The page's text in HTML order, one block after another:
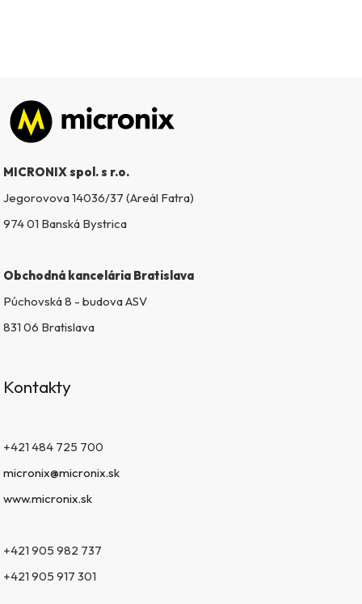
Zápätie
MICRONIX spol. s r.o.
Jegorovova 14036/37 (Areál Fatra)
974 01 Banská Bystrica
Obchodná kancelária Bratislava
Púchovská 8 - budova ASV
831 06 Bratislava
Kontakty
+421 484 725 700
micronix@micronix.sk
www.micronix.sk
+421 905 982 737
+421 905 917 301